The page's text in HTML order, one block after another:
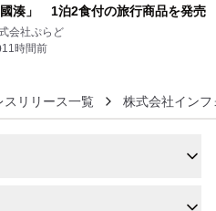
湊」 1泊2食付の旅行商品を発売
会社ぷらど
11時間前
スリリース一覧 株式会社イン